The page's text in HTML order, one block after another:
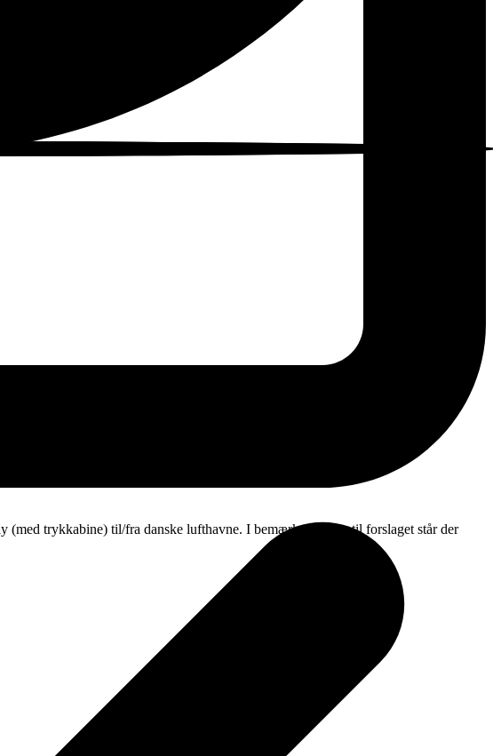
trykkabine) til/fra danske lufthavne. I bemærkningerne til forslaget står der